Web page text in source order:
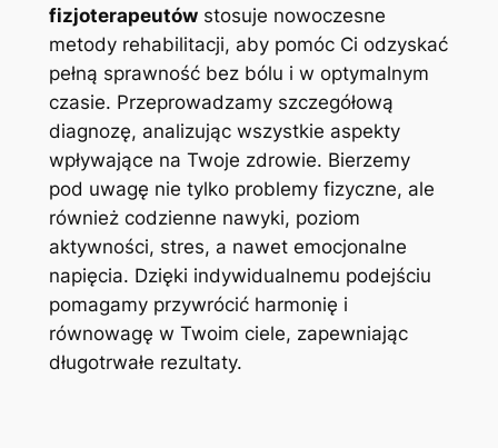
fizjoterapeutówstosuje nowoczesne
metody rehabilitacji, aby pomóc Ci odzyskać
pełną sprawność bez bólu i w optymalnym
czasie. Przeprowadzamy szczegółową
diagnozę, analizując wszystkie aspekty
wpływające na Twoje zdrowie. Bierzemy
pod uwagę nie tylko problemy fizyczne, ale
również codzienne nawyki, poziom
aktywności, stres, a nawet emocjonalne
napięcia. Dzięki indywidualnemu podejściu
pomagamy przywrócić harmonię i
równowagę w Twoim ciele, zapewniając
długotrwałe rezultaty.